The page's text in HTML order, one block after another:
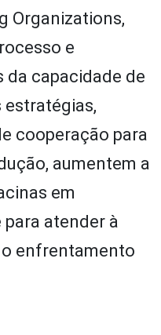
Organizations,
e
capacidade de
estratégias,
cooperação para
aumentem a
em
atender à
enfrentamento